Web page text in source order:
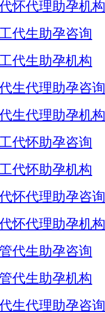
怀代理助孕机构
代生助孕咨询
代生助孕机构
生代理助孕咨询
生代理助孕机构
代怀助孕咨询
代怀助孕机构
怀代理助孕咨询
怀代理助孕机构
代生助孕咨询
代生助孕机构
生代理助孕咨询